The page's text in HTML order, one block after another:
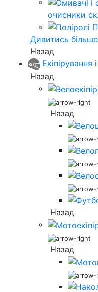
очисники
Дивитись
Назад
Екіпірування
Назад
Назад
Назад
Назад